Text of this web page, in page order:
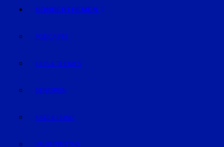
SONDERTHEMEN
PODCASTS
KIDS & TEENIES
SENIOREN
KATZ & HUND
VALENTINSTAG